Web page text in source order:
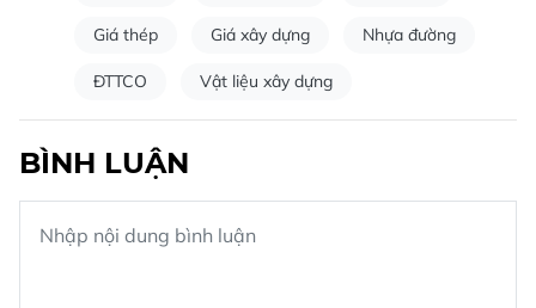
Giá thép Giá xây dựng Nhựa đường
ĐTTCO Vật liệu xây dựng
BÌNH LUẬN